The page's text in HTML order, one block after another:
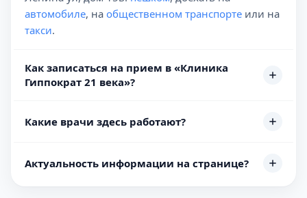
автомобиле, на общественном транспорте или на
такси.
Как записаться на прием в «Клиника
Гиппократ 21 века»?
Какие врачи здесь работают?
Актуальность информации на странице?